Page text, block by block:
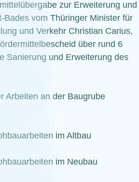
zur Erweiterung und
Bades vom Thüringer Minister für
und Verkehr Christian Carius,
über rund 6
Sanierung und Erweiterung des
Arbeiten an der Baugrube
im Altbau
im Neubau